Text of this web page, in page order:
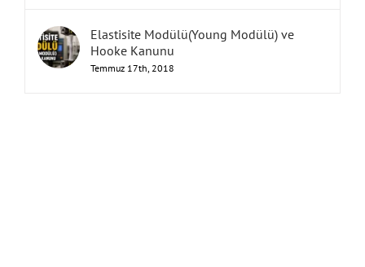
Elastisite Modülü(Young Modülü) ve
Hooke Kanunu
Temmuz 17th, 2018